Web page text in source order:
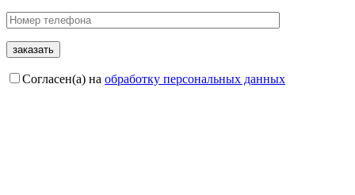
Согласен(а) на обработку персональных данных